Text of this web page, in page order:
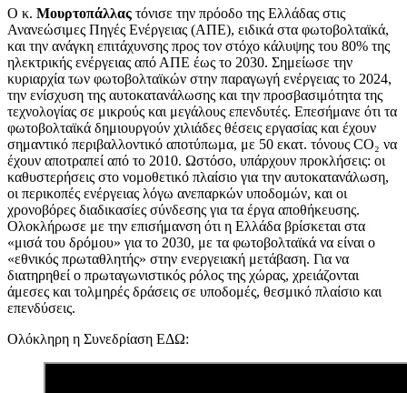
Ο κ. Μουρτοπάλλας τόνισε την πρόοδο της Ελλάδας στις
Ανανεώσιμες Πηγές Ενέργειας (ΑΠΕ), ειδικά στα φωτοβολταϊκά,
και την ανάγκη επιτάχυνσης προς τον στόχο κάλυψης του 80% της
ηλεκτρικής ενέργειας από ΑΠΕ έως το 2030. Σημείωσε την
κυριαρχία των φωτοβολταϊκών στην παραγωγή ενέργειας το 2024,
την ενίσχυση της αυτοκατανάλωσης και την προσβασιμότητα της
τεχνολογίας σε μικρούς και μεγάλους επενδυτές. Επεσήμανε ότι τα
φωτοβολταϊκά δημιουργούν χιλιάδες θέσεις εργασίας και έχουν
σημαντικό περιβαλλοντικό αποτύπωμα, με 50 εκατ. τόνους CO₂ να
έχουν αποτραπεί από το 2010. Ωστόσο, υπάρχουν προκλήσεις: οι
καθυστερήσεις στο νομοθετικό πλαίσιο για την αυτοκατανάλωση,
οι περικοπές ενέργειας λόγω ανεπαρκών υποδομών, και οι
χρονοβόρες διαδικασίες σύνδεσης για τα έργα αποθήκευσης.
Ολοκλήρωσε με την επισήμανση ότι η Ελλάδα βρίσκεται στα
«μισά του δρόμου» για το 2030, με τα φωτοβολταϊκά να είναι ο
«εθνικός πρωταθλητής» στην ενεργειακή μετάβαση. Για να
διατηρηθεί ο πρωταγωνιστικός ρόλος της χώρας, χρειάζονται
άμεσες και τολμηρές δράσεις σε υποδομές, θεσμικό πλαίσιο και
επενδύσεις.
Ολόκληρη η Συνεδρίαση ΕΔΩ: